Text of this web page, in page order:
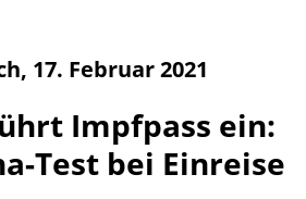
17. Februar 2021
Impfpass ein:
Test bei Einreise